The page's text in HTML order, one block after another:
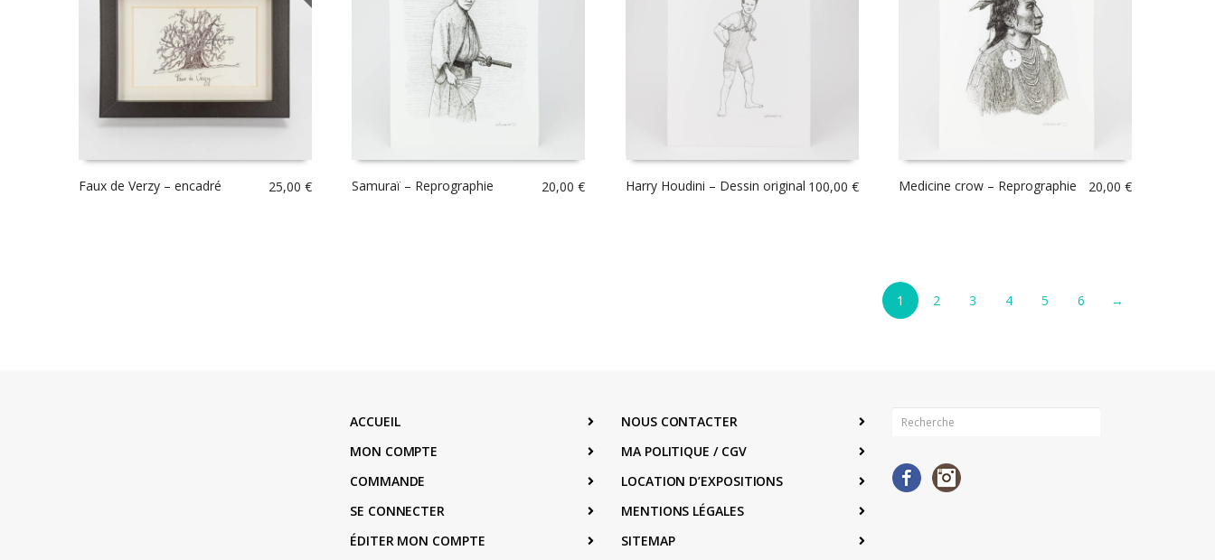
Faux de Verzy – encadré 25,00 € Samuraï – Reprographie 20,00€ Harry Houdini – Dessin original 100,00 € Medicine crow – Reprographie 20,00€
1 2 3 4 5 6 →
ACCUEIL
MON COMPTE
COMMANDE
SE CONNECTER
ÉDITER MON COMPTE
NOUS CONTACTER
MA POLITIQUE / CGV
LOCATION D’EXPOSITIONS
MENTIONS LÉGALES
SITEMAP
Facebook